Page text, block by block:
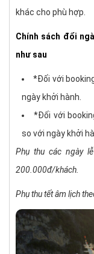
khác cho phù hợp.
Chính sách đổi
như sau
*Đối với
ngày khởi hành.
*Đối với
so với ngày khởi
Phụ thu các ngày
200.000đ/khách.
Phụ thu tết âm lịch